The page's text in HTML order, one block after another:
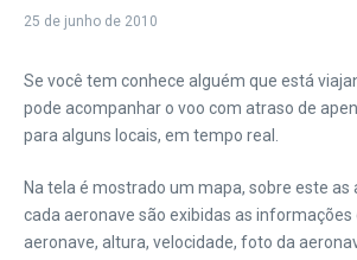
25 de junho de 2010
Se você tem conhece alguém que está
pode acompanhar o voo com atraso de
para alguns locais, em tempo real.
Na tela é mostrado um mapa, sobre este as
cada aeronave são exibidas as informações
aeronave, altura, velocidade, foto da